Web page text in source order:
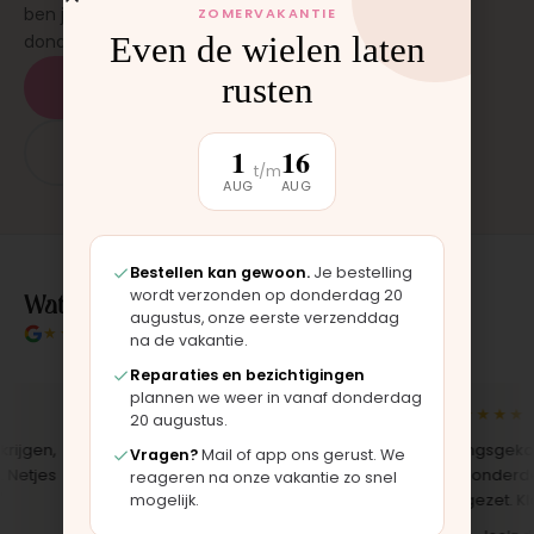
ben je binnen 15 tot 20 minuten weer buiten. Op
donderdag en zaterdag, op afspraak.
Plan een afspraak
App: 06 - 2862 1330
Wat klanten over ons zeggen
★★★★★ 4.9/5 klantbeoordeling
★★★★★
"Bekleding zelf vervangen met de
set, zag er meteen weer als nieuw
uit. Duidelijk origineel spul."
★★★★★
het onderdeel
opgezet.
ZOMERVAKANTIE
Even de wielen laten
rusten
1
AUG
t/m16
AUG
Bestellen kan gewoon. Je bestelling
wordt verzonden op donderdag 20
augustus, onze eerste verzenddag
na de vakantie.
Reparaties en bezichtigingen
plannen we weer in vanaf donderdag
20 augustus.
Vragen?Mail of app ons gerust. We
reageren na onze vakantie zo snel
mogelijk.